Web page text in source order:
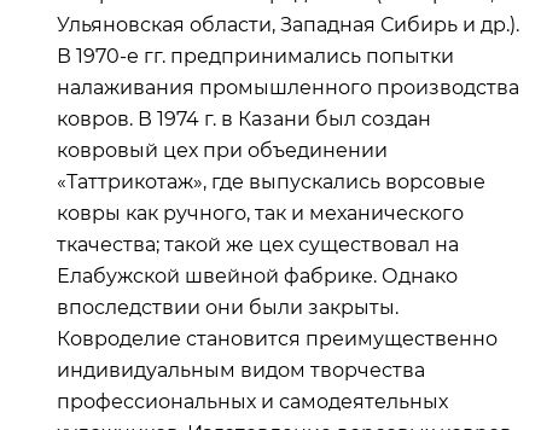
Ульяновская области, Западная Сибирь и др.).
В 1970-е гг. предпринимались попытки
налаживания промышленного производства
ковров. В 1974 г. в Казани был создан
ковровый цех при объединении
«Таттрикотаж», где выпускались ворсовые
ковры как ручного, так и механического
ткачества; такой же цех существовал на
Елабужской швейной фабрике. Однако
впоследствии они были закрыты.
Ковроделие становится преимущественно
индивидуальным видом творчества
профессиональных и самодеятельных